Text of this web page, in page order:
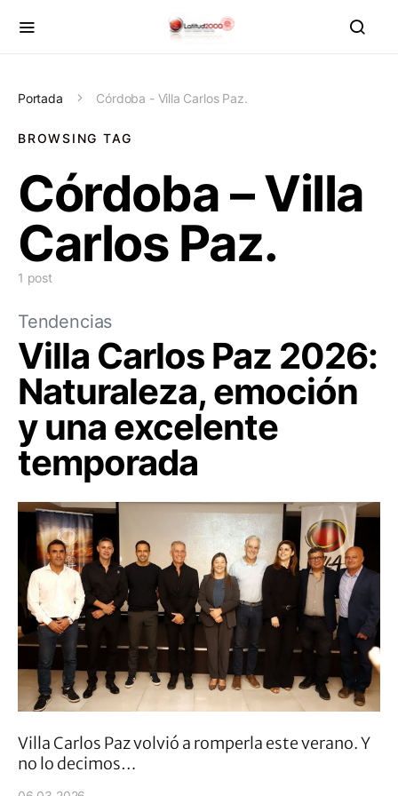
Portada Córdoba - Villa Carlos Paz.
BROWSING TAG
Córdoba – Villa
Carlos Paz.
1 post
Tendencias
Villa Carlos Paz 2026:
Naturaleza, emoción
y una excelente
temporada
Villa Carlos Paz volvió a romperla este verano. Y
no lo decimos…